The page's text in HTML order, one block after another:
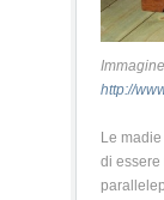
http://
Le
di essere